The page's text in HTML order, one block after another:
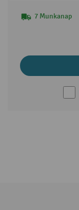
7 Munkanap